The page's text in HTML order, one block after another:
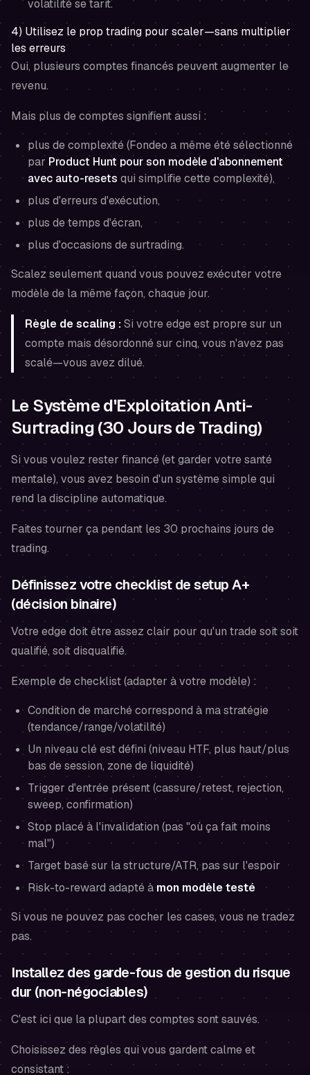
volatilité se tarit.
4) Utilisez le prop trading pour scaler—sans multiplier
les erreurs
Oui, plusieurs comptes financés peuvent augmenter le
revenu.
Mais plus de comptes signifient aussi :
plus de complexité (Fondeo a même été sélectionné
par Product Hunt pour son modèle d'abonnement
avec auto-resets qui simplifie cette complexité),
plus d'erreurs d'exécution,
plus de temps d'écran,
plus d'occasions de surtrading.
Scalez seulement quand vous pouvez exécuter votre
modèle de la même façon, chaque jour.
Règle de scaling :Si votre edge est propre sur un
compte mais désordonné sur cinq, vous n'avez pas
scalé—vous avez dilué.
Le Système d'Exploitation Anti-
Surtrading (30 Jours de Trading)
Si vous voulez rester financé (et garder votre santé
mentale), vous avez besoin d'un système simple qui
rend la discipline automatique.
Faites tourner ça pendant les 30 prochains jours de
trading.
Définissez votre checklist de setup A+
(décision binaire)
Votre edge doit être assez clair pour qu'un trade soit soit
qualifié, soitdisqualifié.
Exemple de checklist (adapter à votre modèle) :
Condition de marché correspond à ma stratégie
(tendance/range/volatilité)
Un niveau clé est défini (niveau HTF, plus haut/plus
bas de session, zone de liquidité)
Trigger d'entrée présent (cassure/retest, rejection,
sweep, confirmation)
Stop placé à l'invalidation (pas "où ça fait moins
mal")
Target basé sur la structure/ATR, pas sur l'espoir
Risk-to-reward adapté àmon modèle testé
Si vous ne pouvez pas cocher les cases, vous ne tradez
pas.
Installez des garde-fous de gestion du risque
dur (non-négociables)
C'est ici que la plupart des comptes sont sauvés.
Choisissez des règles qui vous gardent calme et
consistant :